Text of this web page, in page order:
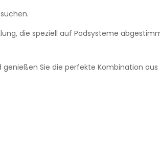
die speziell auf Podsysteme
genießen Sie die perfekte Kombination aus